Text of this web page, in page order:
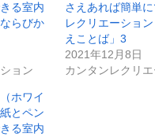
る室内
らびか
ョン
さえあれば簡単
レクリエーショ
えことば」3
2021年12月8日
カンタンレクリ
ホワイ
とペン
る室内